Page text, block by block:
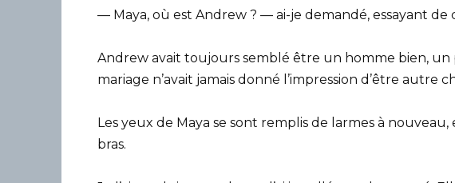
— Maya, où est Andrew ? — ai-je demandé, essayant
Andrew avait toujours semblé être un homme bien, un
mariage n’avait jamais donné l’impression d’être autre
Les yeux de Maya se sont remplis de larmes à
bras.